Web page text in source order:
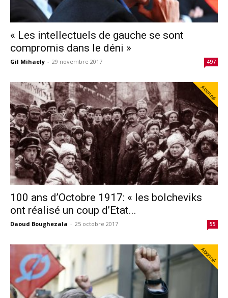
« Les intellectuels de gauche se sont
compromis dans le déni »
Gil Mihaely - 29 novembre 2017 497
Abonné
100 ans d’Octobre 1917: « les bolcheviks
ont réalisé un coup d’Etat...
Daoud Boughezala - 25 octobre 2017 55
Abonné